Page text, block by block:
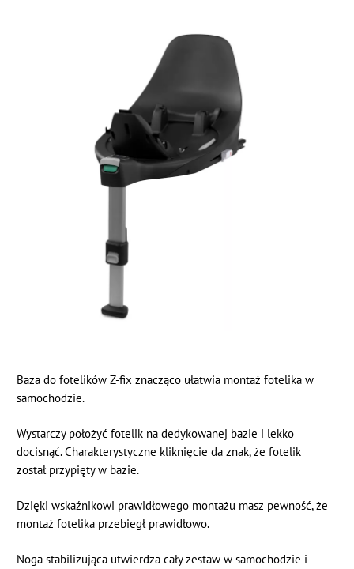
Baza do fotelików Z-fix znacząco ułatwia montaż fotelika w
samochodzie.
Wystarczy położyć fotelik na dedykowanej bazie i lekko
docisnąć. Charakterystyczne kliknięcie da znak, że fotelik
został przypięty w bazie.
Dzięki wskaźnikowi prawidłowego montażu masz pewność, że
montaż fotelika przebiegł prawidłowo.
Noga stabilizująca utwierdza cały zestaw w samochodzie i